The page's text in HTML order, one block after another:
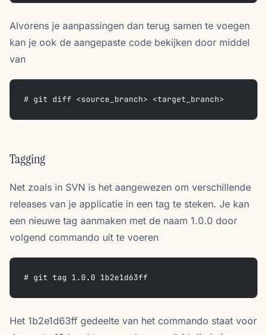
Alvorens je aanpassingen dan terug samen te voegen
kan je ook de aangepaste code bekijken door middel
van
# git diff <source_branch> <target_branch>
Tagging
Net zoals in SVN is het aangewezen om verschillende
releases van je applicatie in een tag te steken. Je kan
een nieuwe tag aanmaken met de naam 1.0.0 door
volgend commando uit te voeren
# git tag 1.0.0 1b2e1d63ff
Het 1b2e1d63ff gedeelte van het commando staat voor